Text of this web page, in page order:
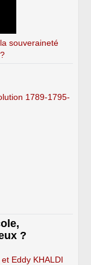
souveraineté
1789-1795-
?
Eddy KHALDI